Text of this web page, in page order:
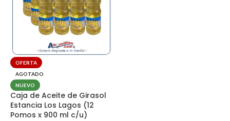
OFERTA
AGOTADO
NUEVO
Caja de Aceite de Girasol
Estancia Los Lagos (12
Pomos x 900 ml c/u)